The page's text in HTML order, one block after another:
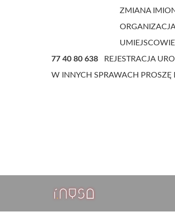
ZMIANA IMION I
ORGANIZACJA
UMIEJSCOWIENIE
77 40 80 638
REJESTRACJA
W INNYCH SPRAWACH